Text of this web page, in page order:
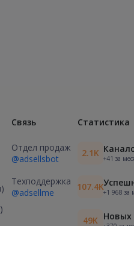
Связь
Отдел продаж
@adsellsbot
Техподдержка
@adsellme
Статистика
2.1K +41 за
107.4K+1 968 за
49K Новых
+370 за